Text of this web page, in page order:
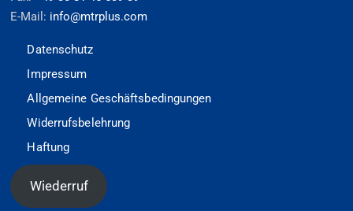
E-Mail: info@mtrplus.com
Datenschutz
Impressum
Allgemeine Geschäftsbedingungen
Widerrufsbelehrung
Haftung
Wiederruf